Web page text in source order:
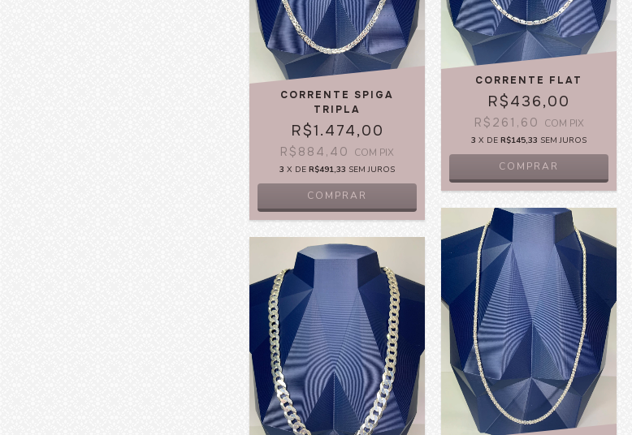
CORRENTE SPIGA
TRIPLA
R$1.474,00
R$884,40 COM PIX
3 X DER$491,33 SEM JUROS
COMPRAR
CORRENTE FLAT
R$436,00
R$261,60 COM PIX
3 X DER$145,33 SEM JUROS
COMPRAR